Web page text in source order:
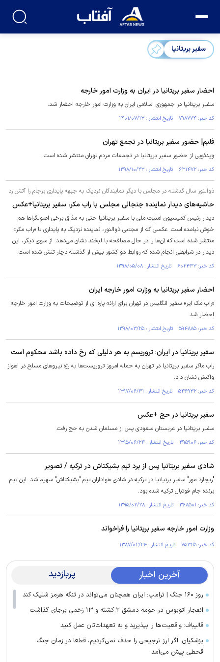
سفیر بریتانیا
احضار سفیر بریتانیا در ایران به وزارت امور خارجه
سفیر بریتانیا در جمهوری اسلامی ایران به وزارت امور خارجه احضار شد.
کد خبر: ۷۹۸۷۷۴ تاریخ انتشار : ۱۴۰۱/۰۷/۱۳
فلیم| حضور سفیر بریتانیا در تجمع تهران
ویدئویی از حضور سفیر بریتانیا در تجمعات مردم تهران منتشر شده است.
کد خبر: ۶۳۱۴۷۲ تاریخ انتشار : ۱۳۹۸/۱۰/۲۳
ذوالنور سال گذشته در مجلس با دیگر نمایندگان نزدیک به جبهه پایداری برجام را آتش زد
حاشیه‌های دیدار نماینده جنجالی مجلس با راب مکر، سفیر بریتانیا+عکس
دیدار رئیس کمیسیون امنیت ملی با سفیر بریتانیا حتی به مذاق برخی اصولگرا‌ها هم
خوش نیامده است. عکسی که از مجتبی ذوالنور، نماینده نزدیک به پایداری با «راب مکر»
منتشر شده است که آن‌ها را در حال مصافحه با لبخند نشان می‌دهد. از سوی دیگر، این
دیدار در شرایطی انجام شده که روابط دو کشور بیش از گذشته دچار تنش شده است.
کد خبر: ۶۰۲۴۳۳ تاریخ انتشار : ۱۳۹۸/۰۵/۰۸
احضار سفیر بریتانیا به وزارت امور خارجه ایران
«راب مک ایر» سفیر انگلیس در تهران برای ارائه پاره ای از توضیحات به وزارت امور خارجه
احضار شد.
کد خبر: ۵۹۴۸۸۵ تاریخ انتشار : ۱۳۹۸/۰۳/۲۵
سفیر بریتانیا در ایران: تروریسم به هر دلیلی که رخ داده باشد محکوم است
راب ماکر سفیر بریتانیا در تهران به حمله امروز تروریست‌ها به رژه نیروهای مسلح در اهواز
واکنش نشان داد.
کد خبر: ۵۴۶۹۳۲ تاریخ انتشار : ۱۳۹۷/۰۶/۳۱
سفیر بریتانیا در حج +عکس
سفیر بریتانیا در عربستان سعودی پس از مسلمان شدن به حج رفت.
کد خبر: ۳۹۵۹۰۶ تاریخ انتشار : ۱۳۹۵/۰۶/۲۴
شادی سفیر بریتانیا پس از برد تیم بشیکتاش در ترکیه / تصویر
"ریچارد مور" سفیر برتیانیا در ترکیه در شادی هواداران تیم "بشیکتاش" سهیم شد. این تیم
برنده جام فوتبال ترکیه شده بود.
کد خبر: ۳۶۸۵۰۱ تاریخ انتشار : ۱۳۹۵/۰۲/۲۸
وزارت امور خارجه سفیر بریتانیا را فراخواند
کد خبر: ۷۵۳۲۵ تاریخ انتشار : ۱۳۸۷/۰۲/۲۴
آخرین اخبار پربازدید
روز ۱۶۰ جنگ | ترامپ: ایران همچنان می‌تواند در تنگه هرمز شلیک کند
انفجار اتوبوس در حومه دمشق ۲ کشته و ۱۳ زخمی برجای گذاشت
قالیباف: واقعیت‌ها را بپذیرید و به تعهدات‌تان عمل کنید
پزشکیان: اگر ارز ترجیحی را حذف نمی‌کردیم، قطعا در زمان جنگ
قحطی پیش می‌آمد